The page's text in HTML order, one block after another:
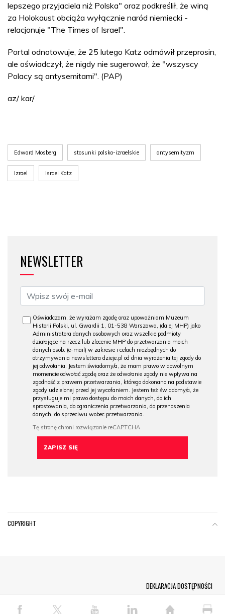
lepszego przyjaciela niż Polska" oraz podkreślił, że winą
za Holokaust obciąża wyłącznie naród niemiecki -
relacjonuje "The Times of Israel".
Portal odnotowuje, że 25 lutego Katz odmówił przeprosin,
ale oświadczył, że nigdy nie sugerował, że "wszyscy
Polacy są antysemitami". (PAP)
az/ kar/
Edward Mosberg stosunki polsko-izraelskie antysemityzm
Izrael Israel Katz
NEWSLETTER
Oświadczam, że wyrażam zgodę oraz upoważniam Muzeum
Historii Polski, ul. Gwardii 1, 01-538 Warszawa, (dalej MHP) jako
Administratora danych osobowych oraz wszelkie podmioty
działające na rzecz lub zlecenie MHP do przetwarzania moich
danych osob. (e-mail) w zakresie i celach niezbędnych do
otrzymywania newslettera dzieje.pl od dnia wyrażenia tej zgody do
jej odwołania. Jestem świadomy/a, że mam prawo w dowolnym
momencie odwołać zgodę oraz że odwołanie zgody nie wpływa na
zgodność z prawem przetwarzania, którego dokonano na podstawie
zgody udzielonej przed jej wycofaniem. Jestem też świadomy/a, że
przysługuje mi prawo dostępu do moich danych, do ich
sprostowania, do ograniczenia przetwarzania, do przenoszenia
danych, do sprzeciwu wobec przetwarzania.
COPYRIGHT
© COPYRIGHT PAP 2026
DEKLARACJA DOSTĘPNOŚCI